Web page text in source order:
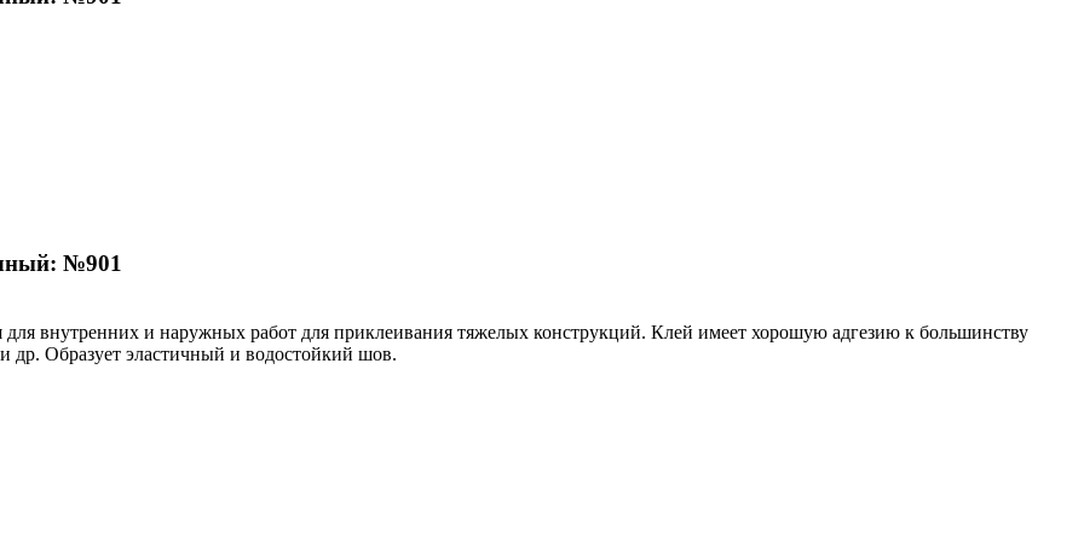
№901
внутренних и наружных работ для приклеивания тяжелых конструкций. Клей имеет хорошую адгезию к большинству
др. Образует эластичный и водостойкий шов.